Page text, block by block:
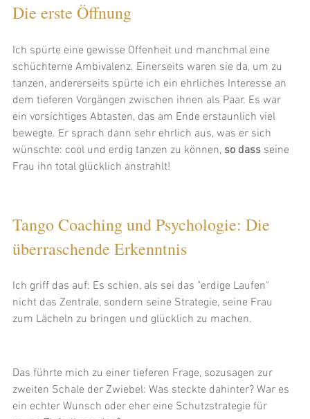
Die erste Öffnung
Ich spürte eine gewisse Offenheit und manchmal eine
schüchterne Ambivalenz. Einerseits waren sie da, um zu
tanzen, andererseits spürte ich ein ehrliches Interesse an
dem tieferen Vorgängen zwischen ihnen als Paar. Es war
ein vorsichtiges Abtasten, das am Ende erstaunlich viel
bewegte. Er sprach dann sehr ehrlich aus, was er sich
wünschte: cool und erdig tanzen zu können, so dass seine
Frau ihn total glücklich anstrahlt!
Tango Coaching und Psychologie: Die
überraschende Erkenntnis
Ich griff das auf: Es schien, als sei das "erdige Laufen"
nicht das Zentrale, sondern seine Strategie, seine Frau
zum Lächeln zu bringen und glücklich zu machen.
Das führte mich zu einer tieferen Frage, sozusagen zur
zweiten Schale der Zwiebel: Was steckte dahinter? War es
ein echter Wunsch oder eher eine Schutzstrategie für